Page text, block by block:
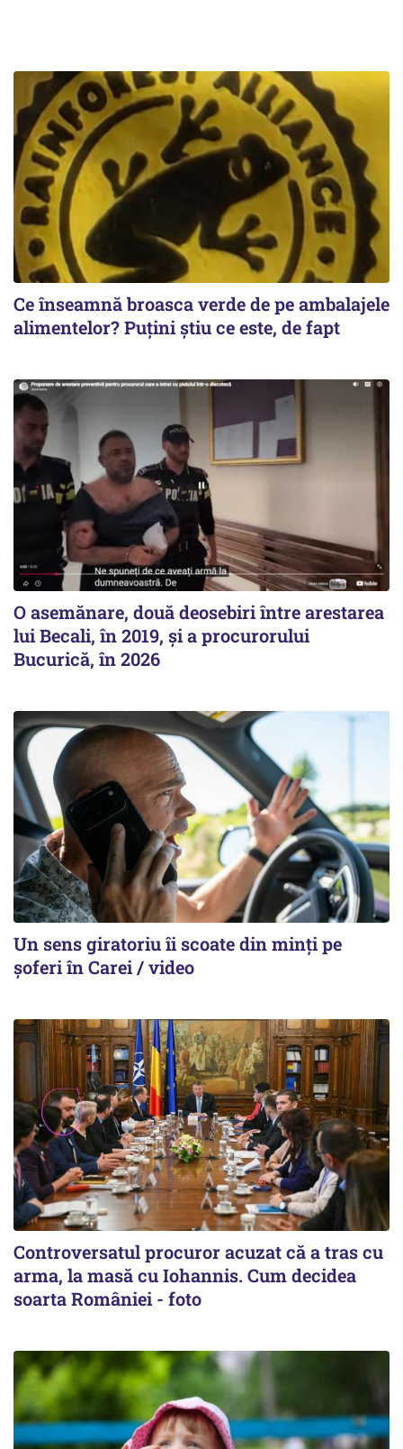
Ce înseamnă broasca verde de pe ambalajele
alimentelor? Puțini știu ce este, de fapt
O asemănare, două deosebiri între arestarea
lui Becali, în 2019, și a procurorului
Bucurică, în 2026
Un sens giratoriu îi scoate din minți pe
șoferi în Carei / video
Controversatul procuror acuzat că a tras cu
arma, la masă cu Iohannis. Cum decidea
soarta României - foto